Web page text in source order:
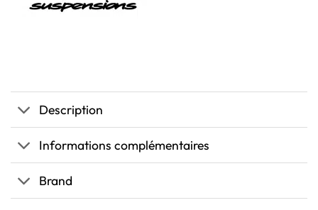
Description
Informations complémentaires
Brand